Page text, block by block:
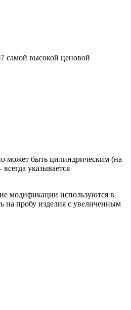
самой высокой ценовой
может быть цилиндрическим (на
указывается
модификации используются в
на пробу изделия с увеличенным